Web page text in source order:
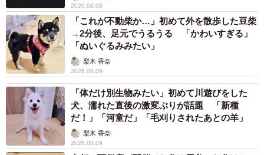
2026.08.09
「これが不動柴か…」初めて外を散歩した豆柴
→2分後、足元でうるうる 「かわいすぎる」
「ぬいぐるみみたい」
梨木 香奈
2026.08.09
「体だけ別生物みたい」初めて川遊びをした
犬、濡れた直後の激変ぶりが話題 「新種
だ！」「河童だ」「毛刈りされたあとの羊」
梨木 香奈
2026.08.09